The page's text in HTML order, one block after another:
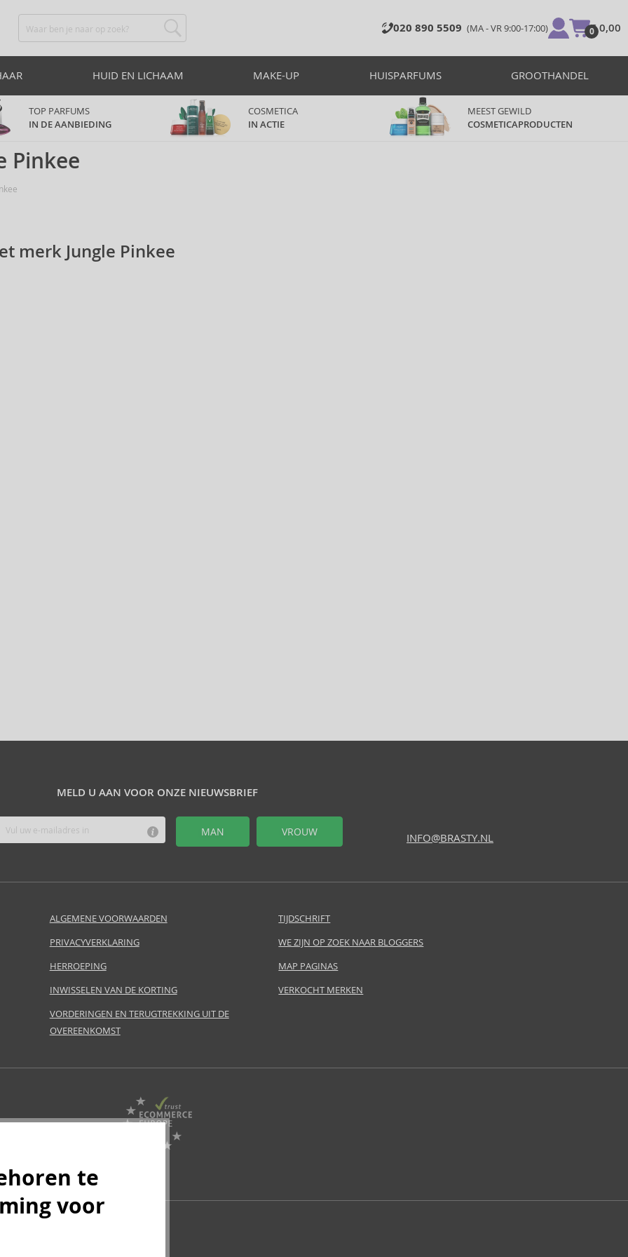
020 890 5509 (MA - VR 9:00-17:00) 0
€ 0,00
HUID EN LICHAAM MAKE-UP HUISPARFUMS GROOTHANDEL
TOP PARFUMS
IN DE AANBIEDING
COSMETICA
IN ACTIE
MEEST GEWILD
COSMETICAPRODUCTEN
Pinkee
merk Jungle Pinkee
MELD U AAN VOOR ONZE NIEUWSBRIEF
MAN VROUW INFO@BRASTY.NL
ALGEMENE VOORWAARDEN
PRIVACYVERKLARING
HERROEPING
INWISSELEN VAN DE KORTING
VORDERINGEN EN TERUGTREKKING UIT DE
OVEREENKOMST
TIJDSCHRIFT
WE ZIJN OP ZOEK NAAR BLOGGERS
MAP PAGINAS
VERKOCHT MERKEN
te
voor